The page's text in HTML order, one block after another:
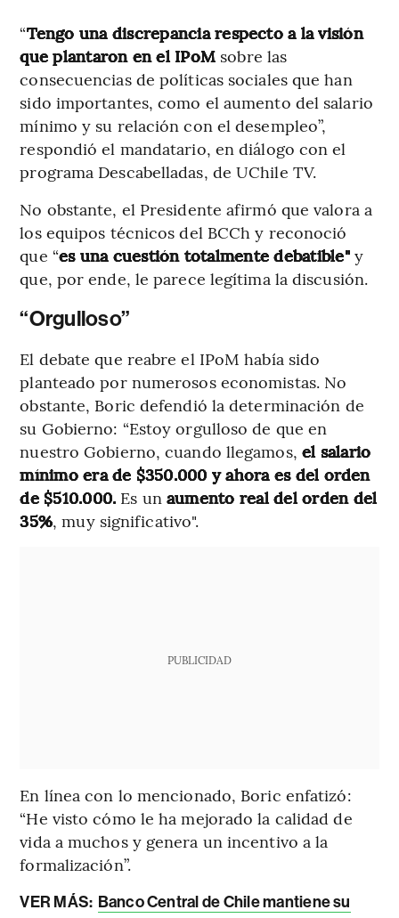
“Tengo una discrepancia respecto a la visión
que plantaron en el IPoM sobre las
consecuencias de políticas sociales que han
sido importantes, como el aumento del salario
mínimo y su relación con el desempleo”,
respondió el mandatario, en diálogo con el
programa Descabelladas, de UChile TV.
No obstante, el Presidente afirmó que valora a
los equipos técnicos del BCCh y reconoció
que “es una cuestión totalmente debatible"y
que, por ende, le parece legítima la discusión.
“Orgulloso”
El debate que reabre el IPoM había sido
planteado por numerosos economistas. No
obstante, Boric defendió la determinación de
su Gobierno: “Estoy orgulloso de que en
nuestro Gobierno, cuando llegamos, el salario
mínimo era de $350.000 y ahora es del orden
de $510.000. Es un aumento real del orden del
35%, muy significativo".
PUBLICIDAD
En línea con lo mencionado, Boric enfatizó:
“He visto cómo le ha mejorado la calidad de
vida a muchos y genera un incentivo a la
formalización”.
VER MÁS: Banco Central de Chile mantiene su